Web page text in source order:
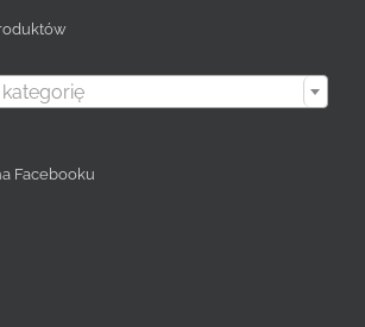

Facebooku